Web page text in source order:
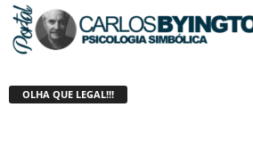
OLHA QUE LEGAL!!!